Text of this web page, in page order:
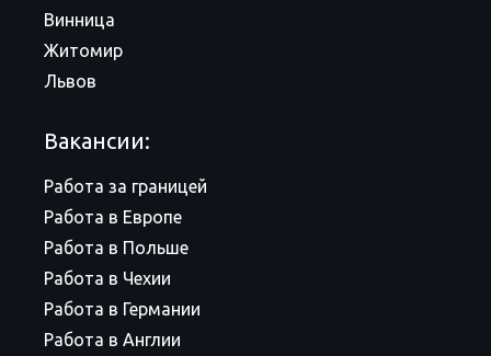
Винница
Житомир
Львов
Вакансии:
Работа за границей
Работа в Европе
Работа в Польше
Работа в Чехии
Работа в Германии
Работа в Англии